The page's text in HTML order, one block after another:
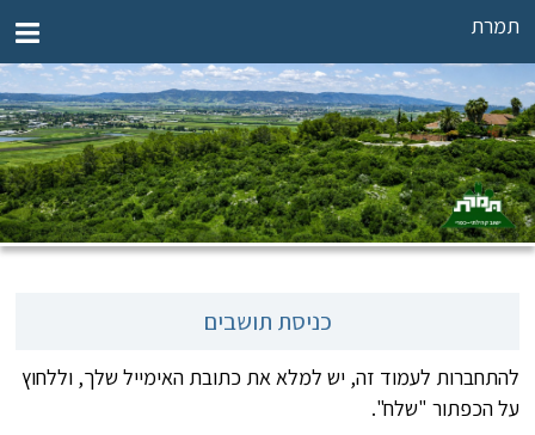
תמרת
כניסת תושבים
להתחברות לעמוד זה, יש למלא את כתובת האימייל שלך, וללחוץ
על הכפתור "שלח".